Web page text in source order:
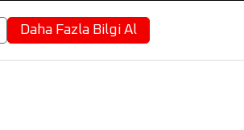
Daha Fazla Bilgi Al